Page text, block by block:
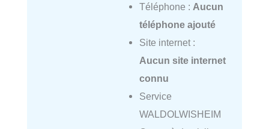
Téléphone : Aucun
téléphone ajouté
Site internet :
Aucun site internet
connu
Service
WALDOLWISHEIM